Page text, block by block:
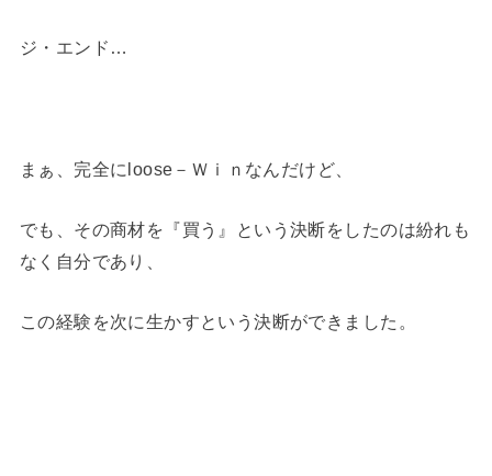
ジ・エンド…
まぁ、完全にloose－Ｗｉｎなんだけど、
でも、その商材を『買う』という決断をしたのは紛れも
なく自分であり、
この経験を次に生かすという決断ができました。